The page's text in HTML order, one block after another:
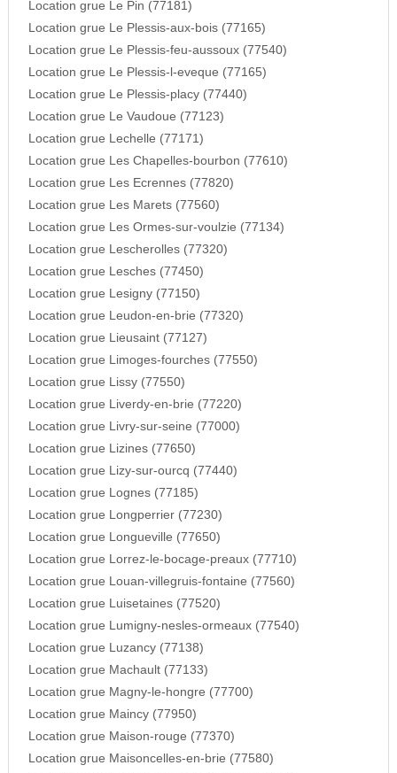
Location grue Le Pin (77181)
Location grue Le Plessis-aux-bois (77165)
Location grue Le Plessis-feu-aussoux (77540)
Location grue Le Plessis-l-eveque (77165)
Location grue Le Plessis-placy (77440)
Location grue Le Vaudoue (77123)
Location grue Lechelle (77171)
Location grue Les Chapelles-bourbon (77610)
Location grue Les Ecrennes (77820)
Location grue Les Marets (77560)
Location grue Les Ormes-sur-voulzie (77134)
Location grue Lescherolles (77320)
Location grue Lesches (77450)
Location grue Lesigny (77150)
Location grue Leudon-en-brie (77320)
Location grue Lieusaint (77127)
Location grue Limoges-fourches (77550)
Location grue Lissy (77550)
Location grue Liverdy-en-brie (77220)
Location grue Livry-sur-seine (77000)
Location grue Lizines (77650)
Location grue Lizy-sur-ourcq (77440)
Location grue Lognes (77185)
Location grue Longperrier (77230)
Location grue Longueville (77650)
Location grue Lorrez-le-bocage-preaux (77710)
Location grue Louan-villegruis-fontaine (77560)
Location grue Luisetaines (77520)
Location grue Lumigny-nesles-ormeaux (77540)
Location grue Luzancy (77138)
Location grue Machault (77133)
Location grue Magny-le-hongre (77700)
Location grue Maincy (77950)
Location grue Maison-rouge (77370)
Location grue Maisoncelles-en-brie (77580)